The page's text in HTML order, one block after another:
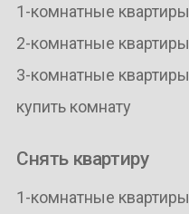
1-комнатные квартиры
2-комнатные квартиры
3-комнатные квартиры
купить комнату
Снять квартиру
1-комнатные квартиры